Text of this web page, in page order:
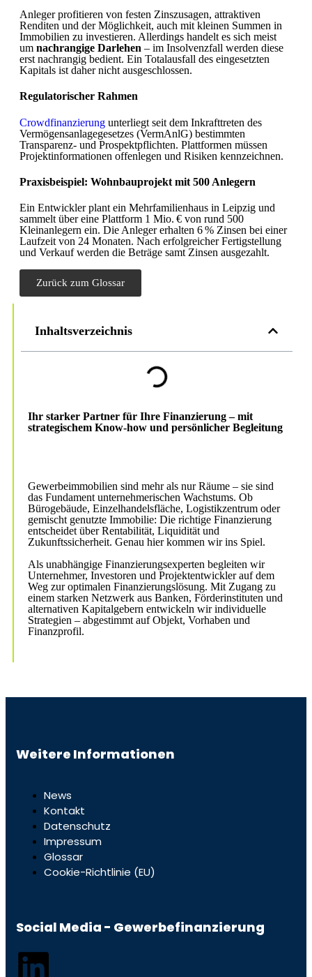
Anleger profitieren von festen Zinszusagen, attraktiven
Renditen und der Möglichkeit, auch mit kleinen Summen in
Immobilien zu investieren. Allerdings handelt es sich meist
um nachrangige Darlehen – im Insolvenzfall werden diese
erst nachrangig bedient. Ein Totalausfall des eingesetzten
Kapitals ist daher nicht ausgeschlossen.
Regulatorischer Rahmen
Crowdfinanzierung unterliegt seit dem Inkrafttreten des
Vermögensanlagegesetzes (VermAnlG) bestimmten
Transparenz- und Prospektpflichten. Plattformen müssen
Projektinformationen offenlegen und Risiken kennzeichnen.
Praxisbeispiel: Wohnbauprojekt mit 500 Anlegern
Ein Entwickler plant ein Mehrfamilienhaus in Leipzig und
sammelt über eine Plattform 1 Mio. € von rund 500
Kleinanlegern ein. Die Anleger erhalten 6 % Zinsen bei einer
Laufzeit von 24 Monaten. Nach erfolgreicher Fertigstellung
und Verkauf werden die Beträge samt Zinsen ausgezahlt.
Zurück zum Glossar
Inhaltsverzeichnis
Ihr starker Partner für Ihre Finanzierung – mit
strategischem Know-how und persönlicher Begleitung
Gewerbeimmobilien sind mehr als nur Räume – sie sind
das Fundament unternehmerischen Wachstums. Ob
Bürogebäude, Einzelhandelsfläche, Logistikzentrum oder
gemischt genutzte Immobilie: Die richtige Finanzierung
entscheidet über Rentabilität, Liquidität und
Zukunftssicherheit. Genau hier kommen wir ins Spiel.
Als unabhängige Finanzierungsexperten begleiten wir
Unternehmer, Investoren und Projektentwickler auf dem
Weg zur optimalen Finanzierungslösung. Mit Zugang zu
einem starken Netzwerk aus Banken, Förderinstituten und
alternativen Kapitalgebern entwickeln wir individuelle
Strategien – abgestimmt auf Objekt, Vorhaben und
Finanzprofil.
Weitere Informationen
News
Kontakt
Datenschutz
Impressum
Glossar
Cookie-Richtlinie (EU)
Social Media - Gewerbefinanzierung